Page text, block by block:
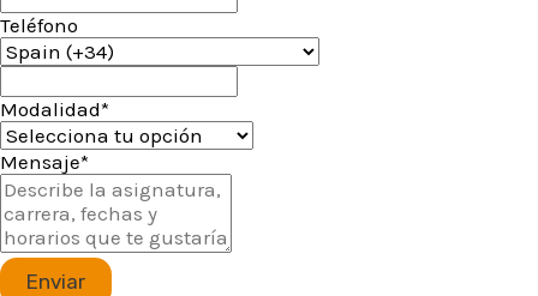
Teléfono
Modalidad*
Mensaje*
Enviar